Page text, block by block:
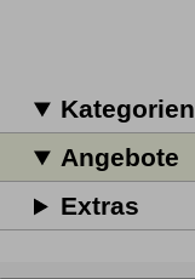
Kategorien
Angebote
Extras